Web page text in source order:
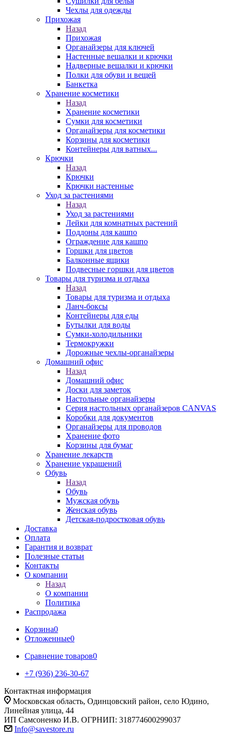
Чехлы для одежды
Прихожая
Назад
Прихожая
Органайзеры для ключей
Настенные вешалки и крючки
Надверные вешалки и крючки
Полки для обуви и вещей
Банкетка
Хранение косметики
Назад
Хранение косметики
Сумки для косметики
Органайзеры для косметики
Корзины для косметики
Контейнеры для ватных...
Крючки
Назад
Крючки
Крючки настенные
Уход за растениями
Назад
Уход за растениями
Лейки для комнатных растений
Поддоны для кашпо
Ограждение для кашпо
Горшки для цветов
Балконные ящики
Подвесные горшки для цветов
Товары для туризма и отдыха
Назад
Товары для туризма и отдыха
Ланч-боксы
Контейнеры для еды
Бутылки для воды
Сумки-холодильники
Термокружки
Дорожные чехлы-органайзеры
Домашний офис
Назад
Домашний офис
Доски для заметок
Настольные органайзеры
Серия настольных органайзеров CANVAS
Коробки для документов
Органайзеры для проводов
Хранение фото
Корзины для бумаг
Хранение лекарств
Хранение украшений
Обувь
Назад
Обувь
Мужская обувь
Женская обувь
Детская-подростковая обувь
Доставка
Оплата
Гарантия и возврат
Полезные статьи
Контакты
О компании
Назад
О компании
Политика
Распродажа
Корзина0
Отложенные0
Сравнение товаров0
+7 (936) 236-30-67
Контактная информация
Московская область, Одинцовский район, село Юдино,
Линейная улица, 44
ИП Самсоненко И.В. ОГРНИП: 318774600299037
Info@savestore.ru